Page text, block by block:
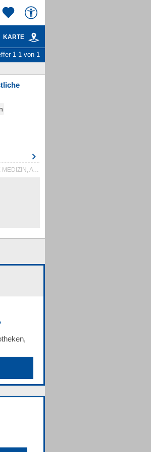
KARTE
1-1 von 1
AKUPUNKTUR, TCM, TRADITIONELLE CHINESISCHE MEDIZIN, AYURVEDA, BIORESONANZTHER...